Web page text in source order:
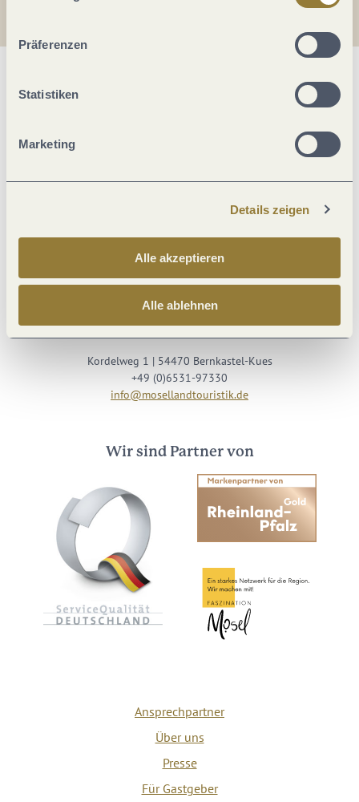
ablehnen" kann es zu Beeinträchtigungen in der Nutzung
Präferenzen
Statistiken
Marketing
Details zeigen
Alle akzeptieren
Alle ablehnen
Besuche uns auf
Youtube
Kordelweg 1 | 54470 Bernkastel-Kues
+49 (0)6531-97330
info@mosellandtouristik.de
Wir sind Partner von
Ansprechpartner
Über uns
Presse
Für Gastgeber